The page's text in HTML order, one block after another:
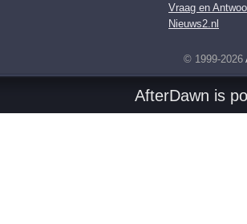
Vraag en
Nieuws2.nl
© 1999-2026
AfterDawn is